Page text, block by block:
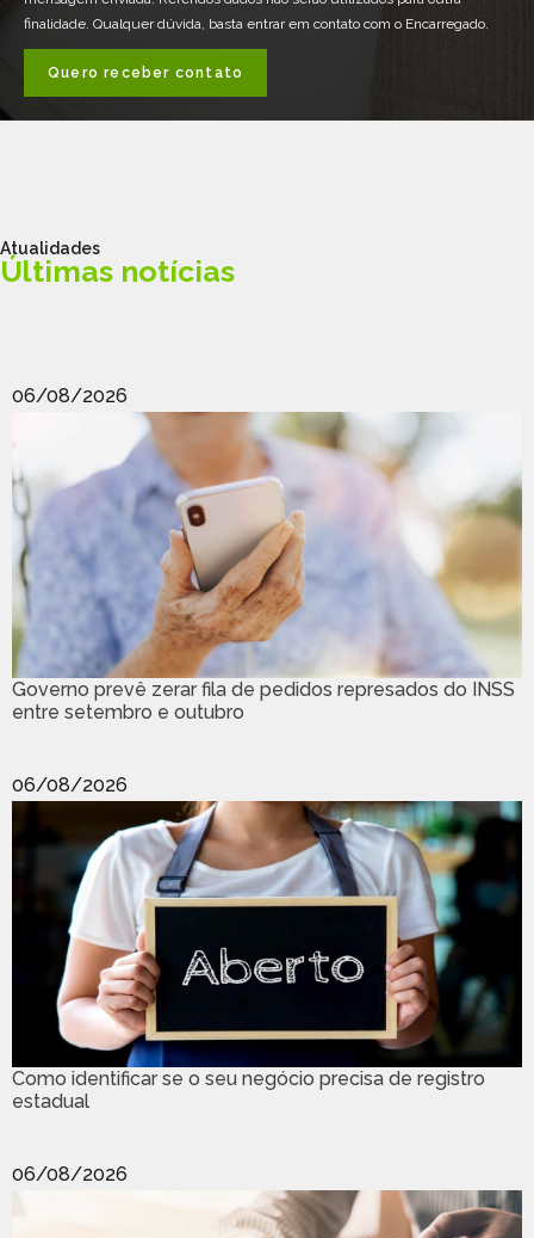
finalidade. Qualquer dúvida, basta entrar em contato com o Encarregado.
Quero receber contato
Atualidades
Últimas notícias
06/08/2026
Governo prevê zerar fila de pedidos represados do INSS
entre setembro e outubro
06/08/2026
Como identificar se o seu negócio precisa de registro
estadual
06/08/2026